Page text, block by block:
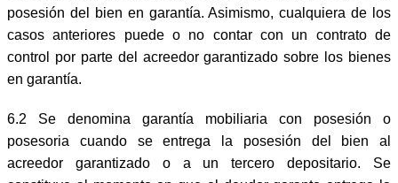
posesión del bien en garantía. Asimismo, cualquiera de los
casos anteriores puede o no contar con un contrato de
control por parte del acreedor garantizado sobre los bienes
en garantía.
6.2 Se denomina garantía mobiliaria con posesión o
posesoria cuando se entrega la posesión del bien al
acreedor garantizado o a un tercero depositario. Se